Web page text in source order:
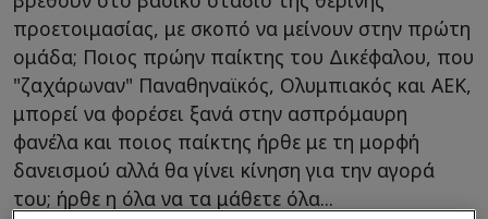
προετοιμασίας, με σκοπό να μείνουν στην πρώτη
ομάδα; Ποιος πρώην παίκτης του Δικέφαλου, που
"ζαχάρωναν" Παναθηναϊκός, Ολυμπιακός και ΑΕΚ,
μπορεί να φορέσει ξανά στην ασπρόμαυρη
φανέλα και ποιος παίκτης ήρθε με τη μορφή
δανεισμού αλλά θα γίνει κίνηση για την αγορά
του; ήρθε η όλα να τα μάθετε όλα...